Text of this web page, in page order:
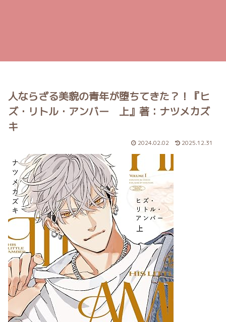
人ならざる美貌の青年が堕ちてきた？！『ヒ
ズ・リトル・アンバー 上』著：ナツメカズ
キ
2024.02.02 2025.12.31